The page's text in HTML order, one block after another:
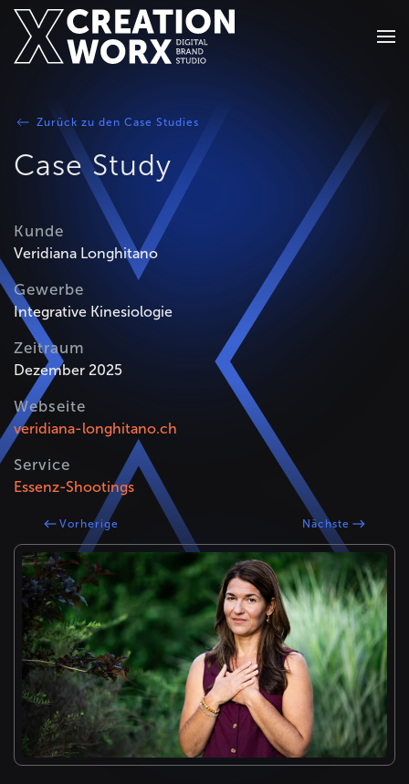
Zum Hauptinhalt springen
Zurück zu den Case Studies
Case Study
Kunde
Veridiana Longhitano
Gewerbe
Integrative Kinesiologie
Zeitraum
Dezember 2025
Webseite
veridiana-longhitano.ch
Service
Essenz-Shootings
Vorherige Nächste